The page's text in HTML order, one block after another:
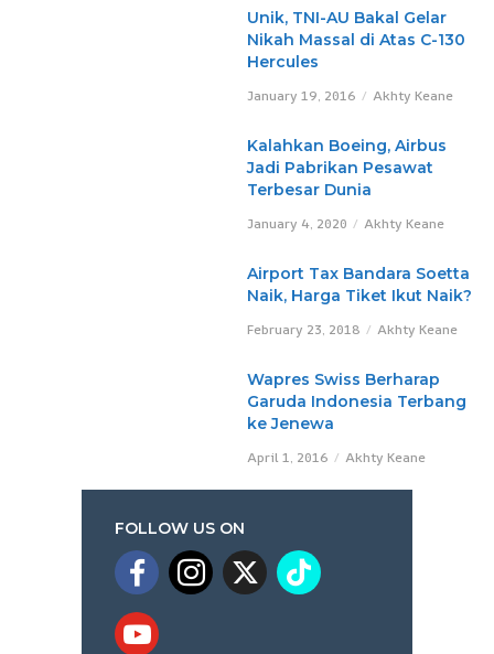
Unik, TNI-AU Bakal Gelar
Nikah Massal di Atas C-130
Hercules
January 19, 2016 Akhty Keane
Kalahkan Boeing, Airbus
Jadi Pabrikan Pesawat
Terbesar Dunia
January 4, 2020 Akhty Keane
Airport Tax Bandara Soetta
Naik, Harga Tiket Ikut Naik?
February 23, 2018 Akhty Keane
Wapres Swiss Berharap
Garuda Indonesia Terbang
ke Jenewa
April 1, 2016 Akhty Keane
FOLLOW US ON